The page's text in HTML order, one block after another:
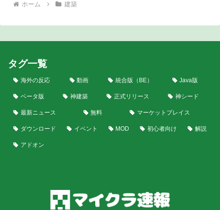
ホーム 建築
タグ一覧
海外の反応 動画 統合版（BE） Java版
ベータ版 神建築 正式リリース 神シード
最新ニュース 無料 マーケットプレイス
ダウンロード イベント MOD 初心者向け 解説
アドオン